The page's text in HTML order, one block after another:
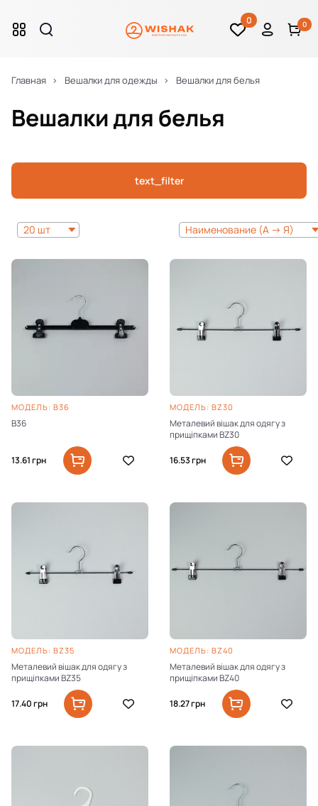
0 0
Главная Вешалки для одежды Вешалки для белья
Вешалки для белья
text_filter
20 шт Наименование (А -> Я)
МОДЕЛЬ: B36
B36
13.61грн
МОДЕЛЬ: BZ30
Металевий вішак для одягу з
прищіпками BZ30
16.53грн
МОДЕЛЬ: BZ35
Металевий вішак для одягу з
прищіпками BZ35
17.40грн
МОДЕЛЬ: BZ40
Металевий вішак для одягу з
прищіпками BZ40
18.27грн